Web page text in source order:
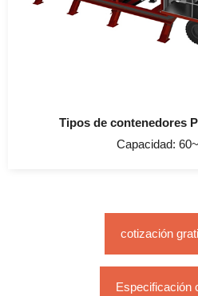
Tipos de contenedores
Capacidad:
cotización
Especificación